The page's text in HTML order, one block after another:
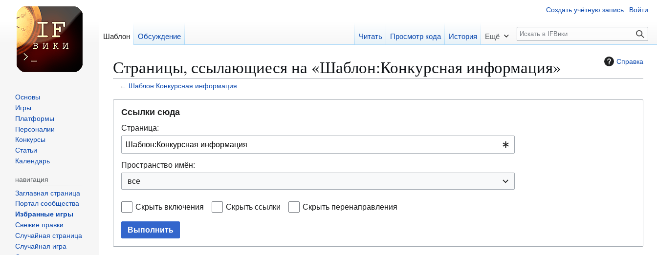
Справка
Страницы, ссылающиеся на «Шаблон:Конкурсная информация»
← Шаблон:Конкурсная информация
навигации
поиску
Ссылки сюда
Страница:
Пространство имён:
все
Скрыть включения Скрыть ссылки Скрыть перенаправления
Выполнить
Создать учётную запись Войти
Шаблон Обсуждение Читать Просмотр кода История Ещё
П
о
с
к
Основы
Игры
Платформы
Персоналии
Конкурсы
Статьи
Календарь
навигация
Заглавная страница
Портал сообщества
Избранные игры
Свежие правки
Случайная страница
Случайная игра